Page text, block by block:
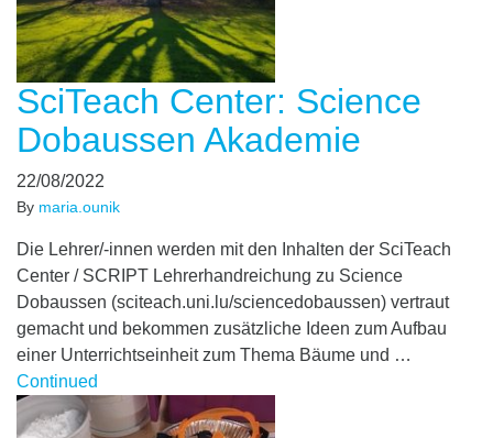
SciTeach Center: Science
Dobaussen Akademie
22/08/2022
By maria.ounik
Die Lehrer/-innen werden mit den Inhalten der SciTeach
Center / SCRIPT Lehrerhandreichung zu Science
Dobaussen (sciteach.uni.lu/sciencedobaussen) vertraut
gemacht und bekommen zusätzliche Ideen zum Aufbau
einer Unterrichtseinheit zum Thema Bäume und …
Continued